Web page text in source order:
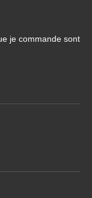
je commande sont